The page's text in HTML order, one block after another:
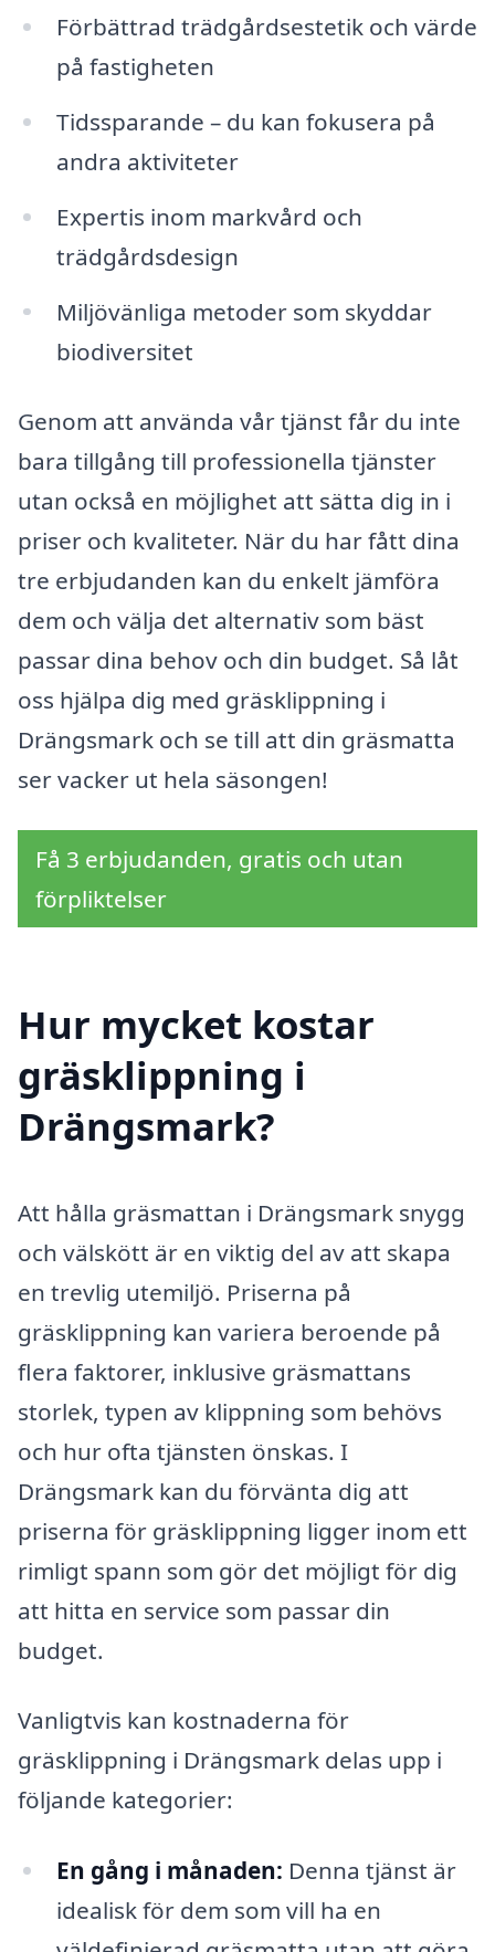
Förbättrad trädgårdsestetik och värde
på fastigheten
Tidssparande – du kan fokusera på
andra aktiviteter
Expertis inom markvård och
trädgårdsdesign
Miljövänliga metoder som skyddar
biodiversitet
Genom att använda vår tjänst får du inte
bara tillgång till professionella tjänster
utan också en möjlighet att sätta dig in i
priser och kvaliteter. När du har fått dina
tre erbjudanden kan du enkelt jämföra
dem och välja det alternativ som bäst
passar dina behov och din budget. Så låt
oss hjälpa dig med gräsklippning i
Drängsmark och se till att din gräsmatta
ser vacker ut hela säsongen!
Få 3 erbjudanden, gratis och utan
förpliktelser
Hur mycket kostar
gräsklippning i
Drängsmark?
Att hålla gräsmattan i Drängsmark snygg
och välskött är en viktig del av att skapa
en trevlig utemiljö. Priserna på
gräsklippning kan variera beroende på
flera faktorer, inklusive gräsmattans
storlek, typen av klippning som behövs
och hur ofta tjänsten önskas. I
Drängsmark kan du förvänta dig att
priserna för gräsklippning ligger inom ett
rimligt spann som gör det möjligt för dig
att hitta en service som passar din
budget.
Vanligtvis kan kostnaderna för
gräsklippning i Drängsmark delas upp i
följande kategorier:
En gång i månaden: Denna tjänst är
idealisk för dem som vill ha en